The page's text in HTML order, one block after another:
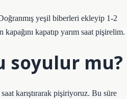
yeşil biberleri ekleyip 1-2
kapatıp yarım saat pişirelim.
soyulur mu?
karıştırarak pişiriyoruz. Bu süre